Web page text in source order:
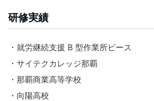
研修実績
・就労継続支援 B 型作業所ピース
・サイテクカレッジ那覇
・那覇商業高等学校
・向陽高校